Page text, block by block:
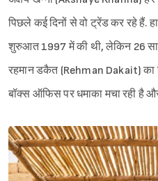
पिछले कई दिनों से वो ट्रेंड कर रहे हैं.
शुरुआत 1997 में की थी, लेकिन 26
रहमान डकैत (Rehman Dakait) का
बॉक्स ऑफिस पर धमाका मचा रही है